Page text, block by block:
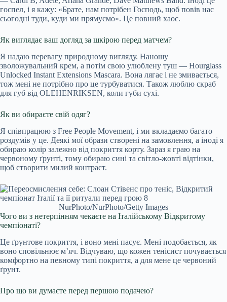
госпел, і я кажу: «Брате, нам потрібен Господь, щоб повів нас
сьогодні туди, куди ми прямуємо». Це повний хаос.
Як виглядає ваш догляд за шкірою перед матчем?
Я надаю перевагу природному вигляду. Наношу
зволожувальний крем, а потім свою улюблену туш — Hourglass
Unlocked Instant Extensions Mascara. Вона лягає і не змивається,
тож мені не потрібно про це турбуватися. Також люблю скраб
для губ від OLEHENRIKSEN, коли губи сухі.
Як ви обираєте свій одяг?
Я співпрацюю з Free People Movement, і ми вкладаємо багато
роздумів у це. Деякі мої образи створені на замовлення, а іноді я
обираю колір залежно від покриття корту. Зараз я граю на
червоному ґрунті, тому обираю сині та світло-жовті відтінки,
щоб створити милий контраст.
NurPhoto/NurPhoto/Getty Images
Чого ви з нетерпінням чекаєте на Італійському Відкритому
чемпіонаті?
Це ґрунтове покриття, і воно мені пасує. Мені подобається, як
воно сповільнює м’яч. Відчуваю, що кожен тенісист почувається
комфортно на певному типі покриття, а для мене це червоний
ґрунт.
Про що ви думаєте перед першою подачею?